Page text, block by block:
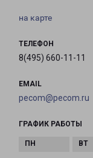
на карте
ТЕЛЕФОН
8(495) 660-11-11
EMAIL
pecom@pecom.ru
ГРАФИК РАБОТЫ